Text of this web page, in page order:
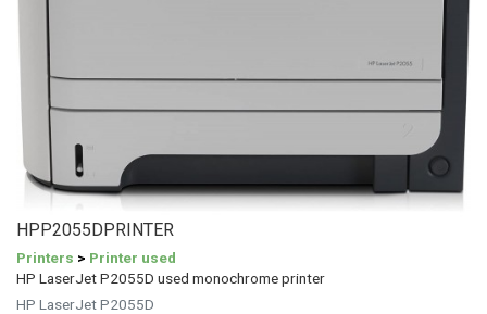
HPP2055DPRINTER
Printers > Printer used
HP LaserJet P2055D used monochrome printer
HP LaserJet P2055D